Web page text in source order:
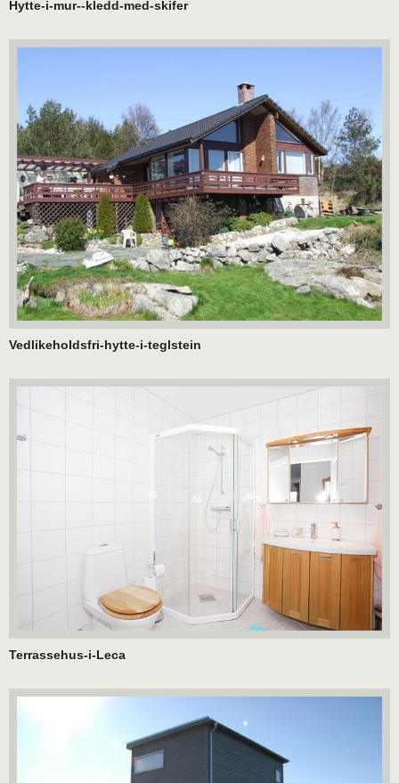
Hytte-i-mur--kledd-med-skifer
Vedlikeholdsfri-hytte-i-teglstein
Terrassehus-i-Leca